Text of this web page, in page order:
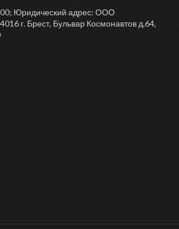
Юридический адрес: ООО
г. Брест, Бульвар Космонавтов д.64,